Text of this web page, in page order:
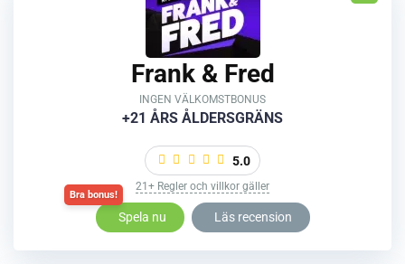
Frank & Fred
INGEN VÄLKOMSTBONUS
+21 ÅRS ÅLDERSGRÄNS
5.0
21+ Regler och villkor gäller
Spela nu Läs recension